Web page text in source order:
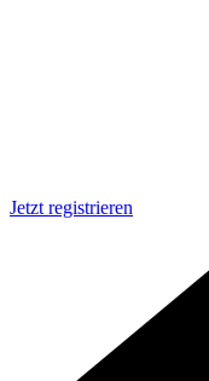
Jetzt registrieren